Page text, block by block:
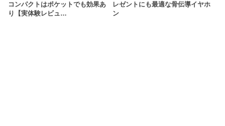
コンパクトはポケットでも効果あ
り【実体験レビュ…
レゼントにも最適な骨伝導イヤホ
ン